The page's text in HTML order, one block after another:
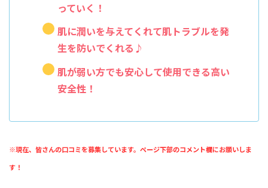
っていく！
肌に潤いを与えてくれて肌トラブルを発
生を防いでくれる♪
肌が弱い方でも安心して使用できる高い
安全性！
※現在、皆さんの口コミを募集しています。ページ下部のコメント欄にお願いしま
す！